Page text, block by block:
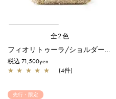
全2色
フィオリトゥーラ/ショルダー/シルバーゴールド
税込 71,500yen
★ ★ ★ ★ ★ (4件)
先行・限定